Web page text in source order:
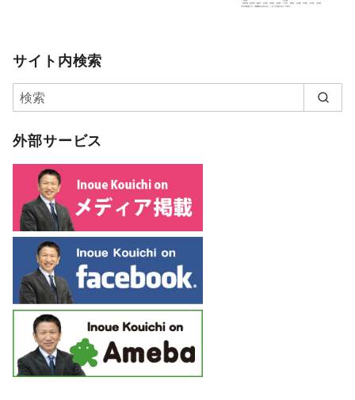
サイト内検索
外部サービス